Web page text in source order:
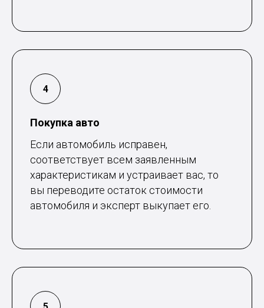
Покупка авто
Если автомобиль исправен,
соответствует всем заявленным
характеристикам и устраивает вас, то
вы переводите остаток стоимости
автомобиля и эксперт выкупает его.